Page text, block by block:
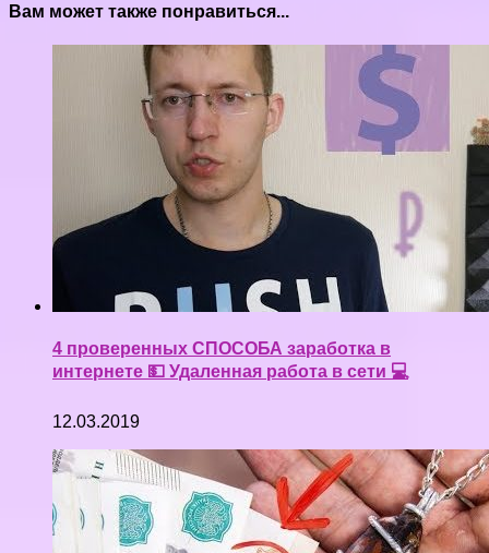
Вам может также понравиться...
4 проверенных СПОСОБА заработка в
интернете 💵 Удаленная работа в сети 💻
12.03.2019